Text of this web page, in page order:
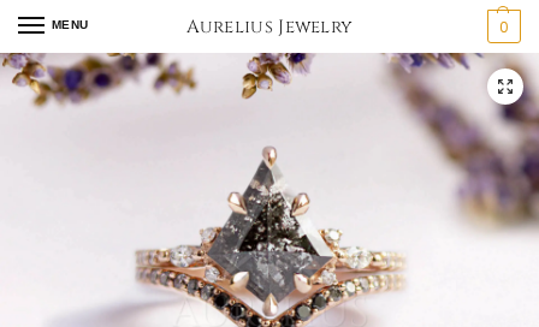
MENU Aurelius Jewelry 0